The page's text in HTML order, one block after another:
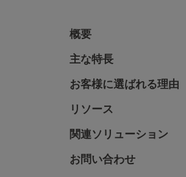
概要
主な特長
お客様に選ばれる理由
リソース
関連ソリューション
お問い合わせ